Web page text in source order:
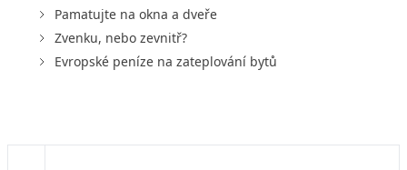
Pamatujte na okna a dveře
Zvenku, nebo zevnitř?
Evropské peníze na zateplování bytů